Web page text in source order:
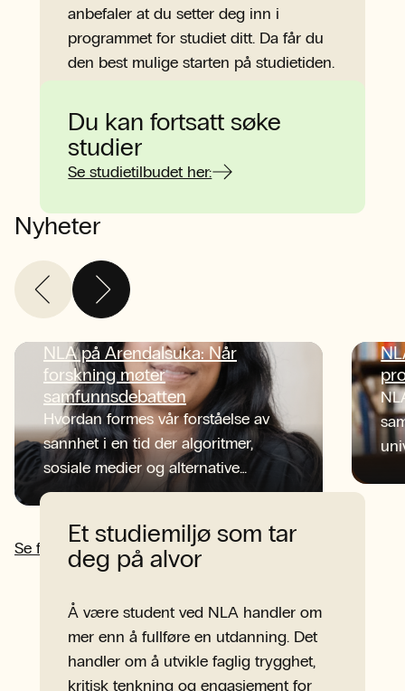
anbefaler at du setter deg inn i
programmet for studiet ditt. Da får du
den best mulige starten på studietiden.
om studiestart!
Du kan fortsatt søke
studier
Se studietilbudet her:
Nyheter
NLA på Arendalsuka: Når
forskning møter
samfunnsdebatten
Hvordan formes vår forståelse av
sannhet i en tid der algoritmer,
sosiale medier og alternative
informasjonskilder konkurrerer om
Se flere nyheterEt studiemiljø som tar
deg på alvor
Å være student ved NLA handler om
mer enn å fullføre en utdanning. Det
handler om å utvikle faglig trygghet,
kritisk tenkning og engasjement for